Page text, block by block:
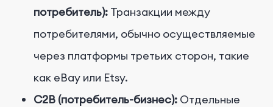
потребитель): Транзакции между
потребителями, обычно осуществляемые
через платформы третьих сторон, такие
как eBay или Etsy.
C2B (потребитель-бизнес): Отдельные